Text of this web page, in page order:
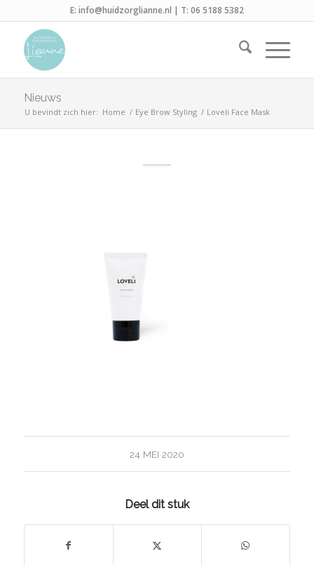
E: info@huidzorglianne.nl | T: 06 5188 5382
Nieuws
U bevindt zich hier: Home / Eye Brow Styling / Loveli Face Mask
24 MEI 2020
Deel dit stuk